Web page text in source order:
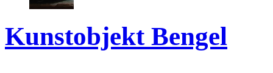
Kunstobjekt Bengel